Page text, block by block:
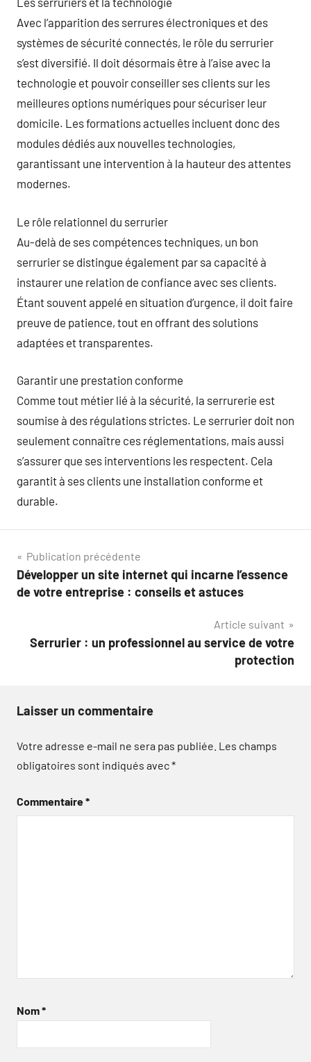
Avec l’apparition des serrures électroniques et des
systèmes de sécurité connectés, le rôle du serrurier
s’est diversifié. Il doit désormais être à l’aise avec la
technologie et pouvoir conseiller ses clients sur les
meilleures options numériques pour sécuriser leur
domicile. Les formations actuelles incluent donc des
modules dédiés aux nouvelles technologies,
garantissant une intervention à la hauteur des attentes
modernes.
Le rôle relationnel du serrurier
Au-delà de ses compétences techniques, un bon
serrurier se distingue également par sa capacité à
instaurer une relation de confiance avec ses clients.
Étant souvent appelé en situation d’urgence, il doit faire
preuve de patience, tout en offrant des solutions
adaptées et transparentes.
Garantir une prestation conforme
Comme tout métier lié à la sécurité, la serrurerie est
soumise à des régulations strictes. Le serrurier doit non
seulement connaître ces réglementations, mais aussi
s’assurer que ses interventions les respectent. Cela
garantit à ses clients une installation conforme et
durable.
Navigation
de
Publication précédente
Développer un site internet qui incarne l’essence
de votre entreprise : conseils et astuces
Article suivant
Serrurier : un professionnel au service de votre
protection
Laisser un commentaire
Votre adresse e-mail ne sera pas publiée. Les champs
obligatoires sont indiqués avec*
Commentaire*
Nom*